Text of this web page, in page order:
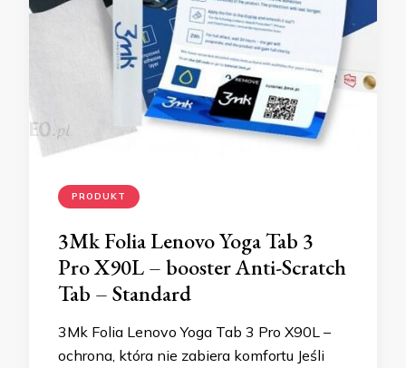
PRODUKT
3Mk Folia Lenovo Yoga Tab 3
Pro X90L – booster Anti-Scratch
Tab – Standard
3Mk Folia Lenovo Yoga Tab 3 Pro X90L –
ochrona, która nie zabiera komfortu Jeśli